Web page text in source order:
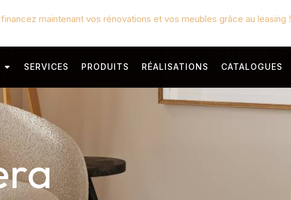
maintenant vos rénovations et vos meubles grâce au leasing !
SERVICES PRODUITS RÉALISATIONS CATALOGUES